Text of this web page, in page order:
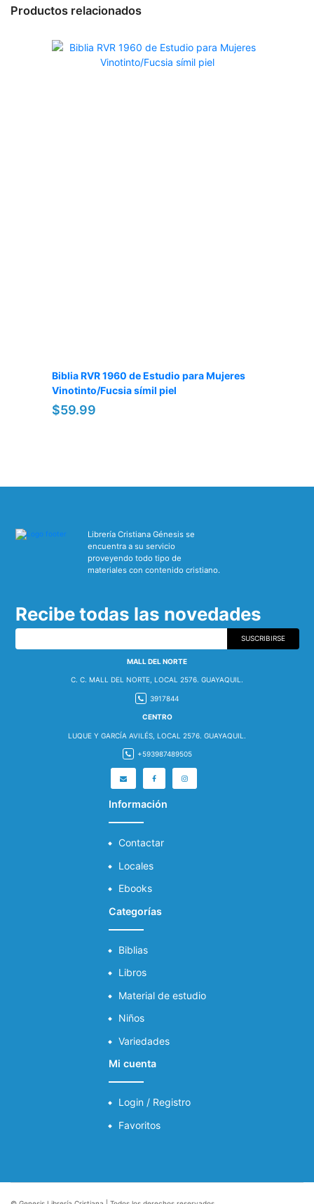
Productos relacionados
Biblia RVR 1960 de Estudio para Mujeres
Vinotinto/Fucsia símil piel
$59.99
Librería Cristiana Génesis se
encuentra a su servicio
proveyendo todo tipo de
materiales con contenido cristiano.
Recibe todas las novedades
SUSCRIBIRSE
MALL DEL NORTE
C. C. MALL DEL NORTE, LOCAL 2576. GUAYAQUIL.
3917844
CENTRO
LUQUE Y GARCÍA AVILÉS, LOCAL 2576. GUAYAQUIL.
+593987489505
Información
Contactar
Locales
Ebooks
Categorías
Biblias
Libros
Material de estudio
Niños
Variedades
Mi cuenta
Login / Registro
Favoritos